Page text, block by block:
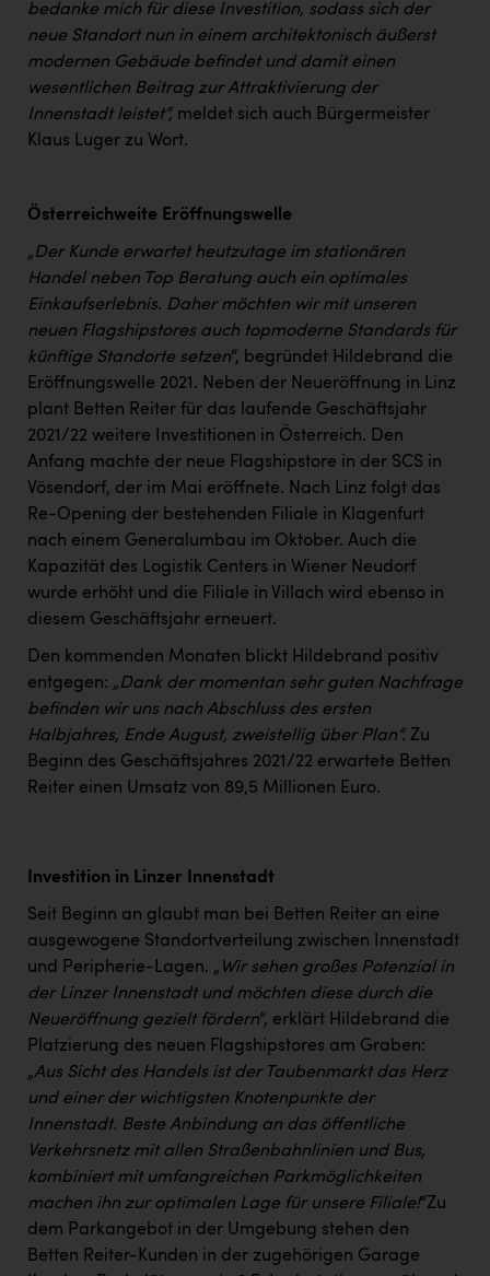
RUBBLE MASTER
Ruderclub Wels
SCRI - Salzburg Cancer Research Institute
SCHMACHTL GmbH
Seher + Partner
Smurfit Westrock Nettingsdorf
TCL
TGW Logistics
TRAILOMAT & Cycling Austria
VERITAS
Vier Diamanten
Vorlagenportal
Wir besiegen Krebs
Wirtschaftskammer OÖ
ZGONC
ZULuft - Zukunft Luft Austria
z.l.ö.
Österreichisches Hebammengremium
Wirtschaftskammer OÖ Energiehandel
kunden basics
kontakt
bedanke mich für diese Investition, sodass sich der
neue Standort nun in einem architektonisch äußerst
modernen Gebäude befindet und damit einen
wesentlichen Beitrag zur Attraktivierung der
Innenstadt leistet“, meldet sich auch Bürgermeister
Klaus Luger zu Wort.
Österreichweite Eröffnungswelle
„Der Kunde erwartet heutzutage im stationären
Handel neben Top Beratung auch ein optimales
Einkaufserlebnis. Daher möchten wir mit unseren
neuen Flagshipstores auch topmoderne Standards für
künftige Standorte setzen“, begründet Hildebrand die
Eröffnungswelle 2021. Neben der Neueröffnung in Linz
plant Betten Reiter für das laufende Geschäftsjahr
2021/22 weitere Investitionen in Österreich. Den
Anfang machte der neue Flagshipstore in der SCS in
Vösendorf, der im Mai eröffnete. Nach Linz folgt das
Re-Opening der bestehenden Filiale in Klagenfurt
nach einem Generalumbau im Oktober. Auch die
Kapazität des Logistik Centers in Wiener Neudorf
wurde erhöht und die Filiale in Villach wird ebenso in
diesem Geschäftsjahr erneuert.
Den kommenden Monaten blickt Hildebrand positiv
entgegen: „Dank der momentan sehr guten Nachfrage
befinden wir uns nach Abschluss des ersten
Halbjahres, Ende August, zweistellig über Plan“. Zu
Beginn des Geschäftsjahres 2021/22 erwartete Betten
Reiter einen Umsatz von 89,5 Millionen Euro.
Investition in Linzer Innenstadt
Seit Beginn an glaubt man bei Betten Reiter an eine
ausgewogene Standortverteilung zwischen Innenstadt
und Peripherie-Lagen. „ Wir sehen großes Potenzial in
der Linzer Innenstadt und möchten diese durch die
Neueröffnung gezielt fördern“, erklärt Hildebrand die
Platzierung des neuen Flagshipstores am Graben:
„Aus Sicht des Handels ist der Taubenmarkt das Herz
und einer der wichtigsten Knotenpunkte der
Innenstadt. Beste Anbindung an das öffentliche
Verkehrsnetz mit allen Straßenbahnlinien und Bus,
kombiniert mit umfangreichen Parkmöglichkeiten
machen ihn zur optimalen Lage für unsere Filiale!“Zu
dem Parkangebot in der Umgebung stehen den
Betten Reiter-Kunden in der zugehörigen Garage